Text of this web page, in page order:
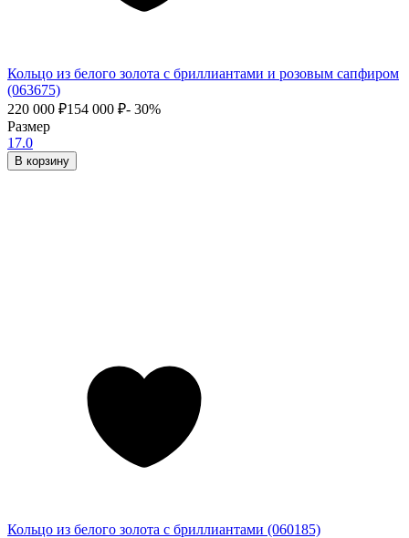
Кольцо из белого золота с бриллиантами и розовым сапфиром
(063675)
220 000 ₽154 000 ₽- 30%
Размер
17.0
В корзину
Кольцо из белого золота с бриллиантами (060185)